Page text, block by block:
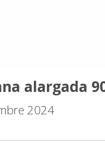
alargada
2024